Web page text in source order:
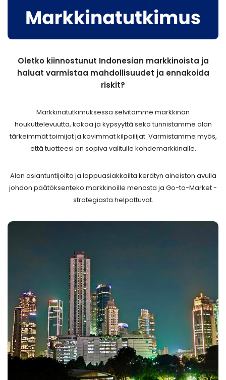
Oletko kiinnostunut Indonesian markkinoista ja
haluat varmistaa mahdollisuudet ja ennakoida
riskit?
Markkinatutkimuksessa selvitämme markkinan
houkuttelevuutta, kokoa ja kypsyyttä sekä tunnistamme alan
tärkeimmät toimijat ja kovimmat kilpailijat. Varmistamme myös,
että tuotteesi on sopiva valitulle kohdemarkkinalle.
Alan asiantuntijoilta ja loppuasiakkailta kerätyn aineiston avulla
johdon päätöksenteko markkinoille menosta ja Go-to-Market -
strategiasta helpottuvat.